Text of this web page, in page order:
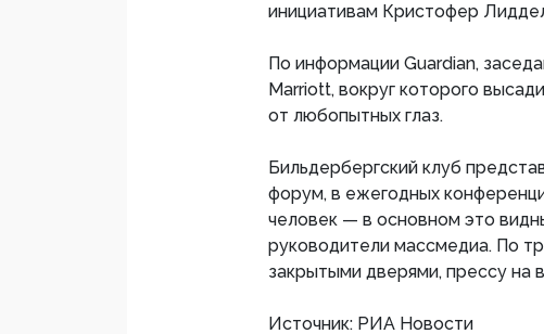
инициативам Кристофер
По информации Guardian,
Marriott, вокруг которого
от любопытных глаз.
Бильдербергский клуб
форум, в ежегодных
человек — в основном это
руководители массмедиа. По
закрытыми дверями, прессу на
Источник: РИА Новости